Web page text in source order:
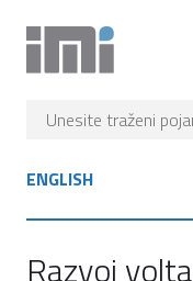
ENGLISH
Razvoj